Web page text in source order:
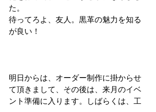
た。
待ってろよ、友人。黒革の魅力を知る
が良い！
明日からは、オーダー制作に掛からせ
て頂きまして、その後は、来月のイベ
ント準備に入ります。しばらくは、工